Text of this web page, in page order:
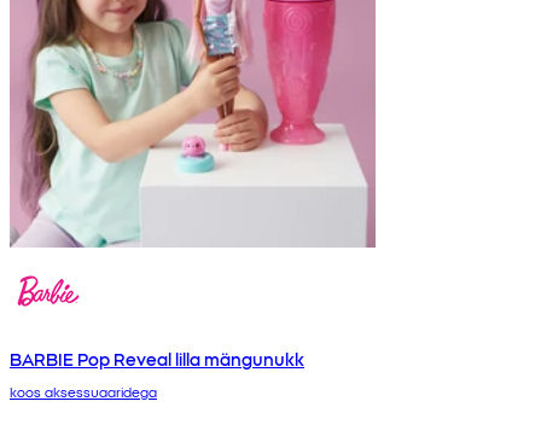
BARBIE Pop Reveal lilla mängunukk
koos aksessuaaridega